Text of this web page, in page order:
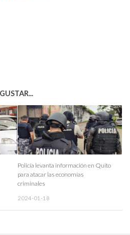
Policía levanta información en Quito
para atacar las economías
criminales
2024-01-18